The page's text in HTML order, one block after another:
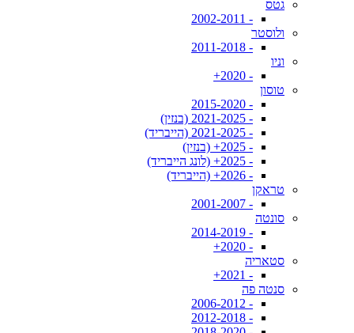
גטס
- 2002-2011
ולוסטר
- 2011-2018
וניו
- 2020+
טוסון
- 2015-2020
- 2021-2025 (בנזין)
- 2021-2025 (הייבריד)
- 2025+ (בנזין)
- 2025+ (לונג הייבריד)
- 2026+ (הייבריד)
טראקן
- 2001-2007
סונטה
- 2014-2019
- 2020+
סטאריה
- 2021+
סנטה פה
- 2006-2012
- 2012-2018